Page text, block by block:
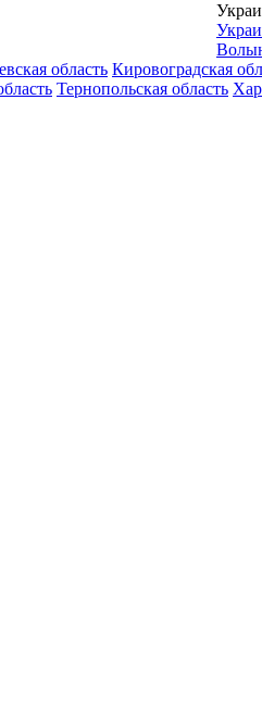
область Кировоградская
Тернопольская область